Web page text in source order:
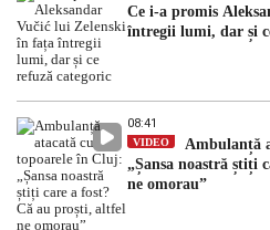
Ce i-a promis
întregii lumi, dar și
08:41
VIDEO
Ambulanță
„Șansa noastră știți
ne omorau”